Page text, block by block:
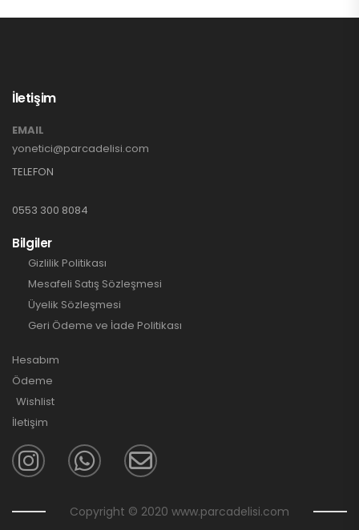
İletişim
EMAIL
yonetici@parcadelisi.com
TELEFON
0553 300 8084
Bilgiler
Gizlilik Politikası
Mesafeli Satış Sözleşmesi
Üyelik Sözleşmesi
Geri Ödeme ve İade Politikası
Hesabım
Ödeme
Wishlist
İletişim
Copyright © 2020 www.parcadelisi.com